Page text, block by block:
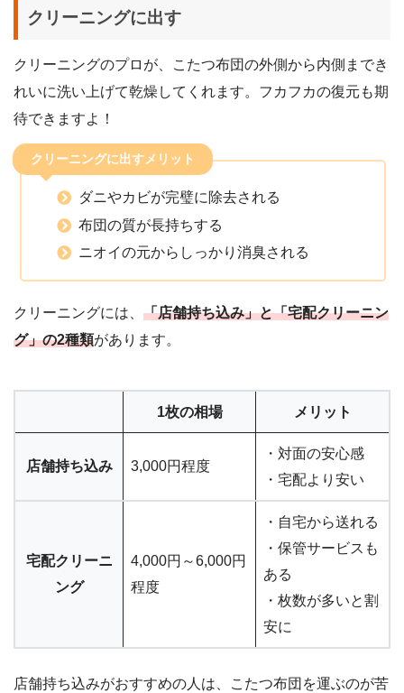
クリーニングに出す
クリーニングのプロが、こたつ布団の外側から内側までき
れいに洗い上げて乾燥してくれます。フカフカの復元も期
待できますよ！
クリーニングに出すメリット
ダニやカビが完璧に除去される
布団の質が長持ちする
ニオイの元からしっかり消臭される
クリーニングには、 「店舗持ち込み」と「宅配クリーニン
グ」の2種類があります。
1枚の相場 メリット
店舗持ち込み 3,000円程度
・対面の安心感
・宅配より安い
宅配クリーニ
ング
4,000円～6,000円
程度
・自宅から送れる
・保管サービスも
ある
・枚数が多いと割
安に
店舗持ち込みがおすすめの人は、こたつ布団を運ぶのが苦